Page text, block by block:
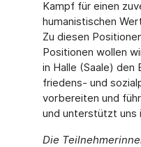
Kampf für einen
humanistischen
Zu diesen
Positionen wollen
in Halle (Saale) den
friedens- und
vorbereiten und
und unterstützt uns
Die